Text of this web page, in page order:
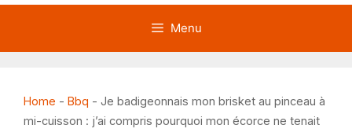
Menu
Home - Bbq - Je badigeonnais mon brisket au pinceau à
mi-cuisson : j’ai compris pourquoi mon écorce ne tenait